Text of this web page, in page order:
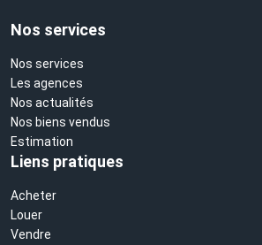
Nos services
Nos services
Les agences
Nos actualités
Nos biens vendus
Estimation
Liens pratiques
Acheter
Louer
Vendre